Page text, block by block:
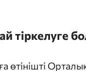
тіркелуге
өтінішті